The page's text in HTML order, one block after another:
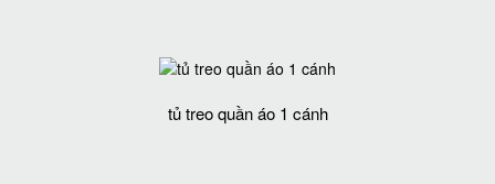
tủ treo quần áo 1 cánh